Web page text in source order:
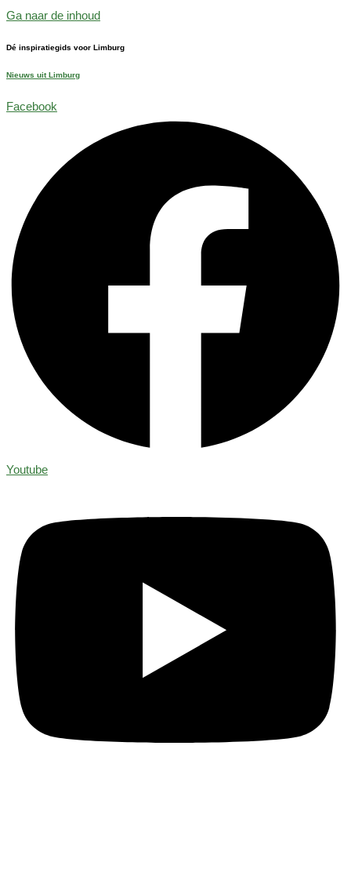
Ga naar de inhoud
Dé inspiratiegids voor Limburg
Nieuws uit Limburg
Facebook
Youtube